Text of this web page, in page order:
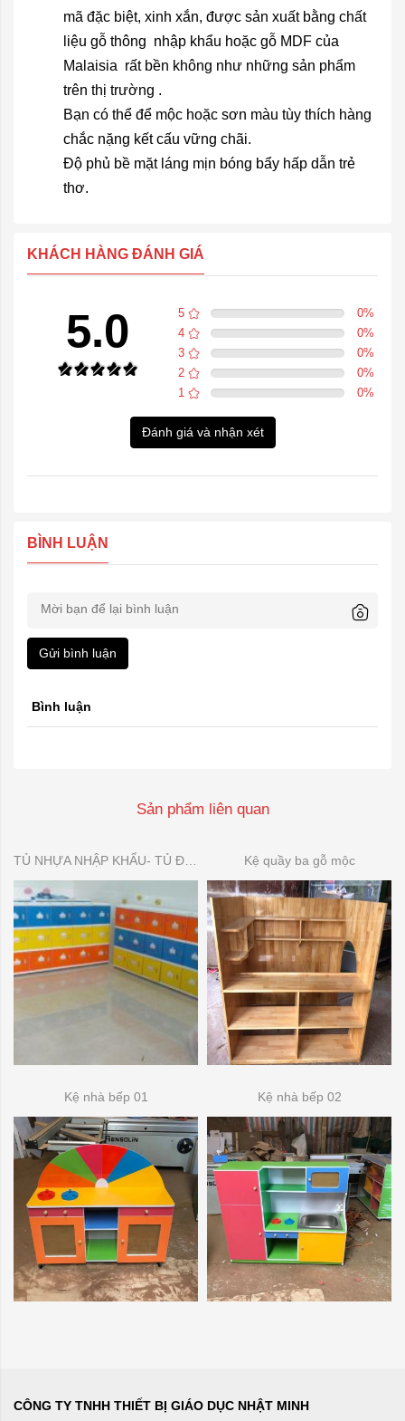
mã đặc biệt, xinh xắn, được sản xuất bằng chất
liệu gỗ thông nhập khẩu hoặc gỗ MDF của
Malaisia rất bền không như những sản phẩm
trên thị trường .
Bạn có thể để mộc hoặc sơn màu tùy thích hàng
chắc nặng kết cấu vững chãi.
Độ phủ bề mặt láng mịn bóng bẩy hấp dẫn trẻ
thơ.
KHÁCH HÀNG ĐÁNH GIÁ
5.0 5 0%
4
0%
3
0%
2
0%
1
0%
Đánh giá và nhận xét
BÌNH LUẬN
Gửi bình luận
Bình luận
Sản phẩm liên quan
TỦ NHỰA NHẬP KHẨU- TỦ ĐỂ ĐỒ DÙNG MẦN NON Kệ quầy ba gỗ mộc
Kệ nhà bếp 01 Kệ nhà bếp 02
CÔNG TY TNHH THIẾT BỊ GIÁO DỤC NHẬT MINH